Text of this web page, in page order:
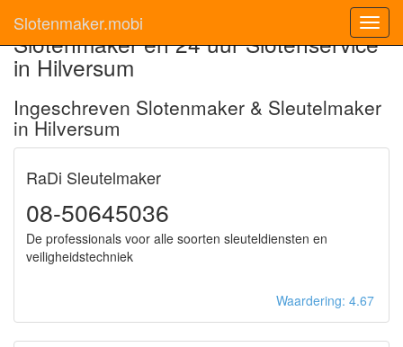
Slotenmaker.mobi
Slotenmaker en 24 uur Slotenservice
in Hilversum
Ingeschreven Slotenmaker & Sleutelmaker
in Hilversum
RaDi Sleutelmaker
08-50645036
De professionals voor alle soorten sleuteldiensten en
veiligheidstechniek
Waardering: 4.67